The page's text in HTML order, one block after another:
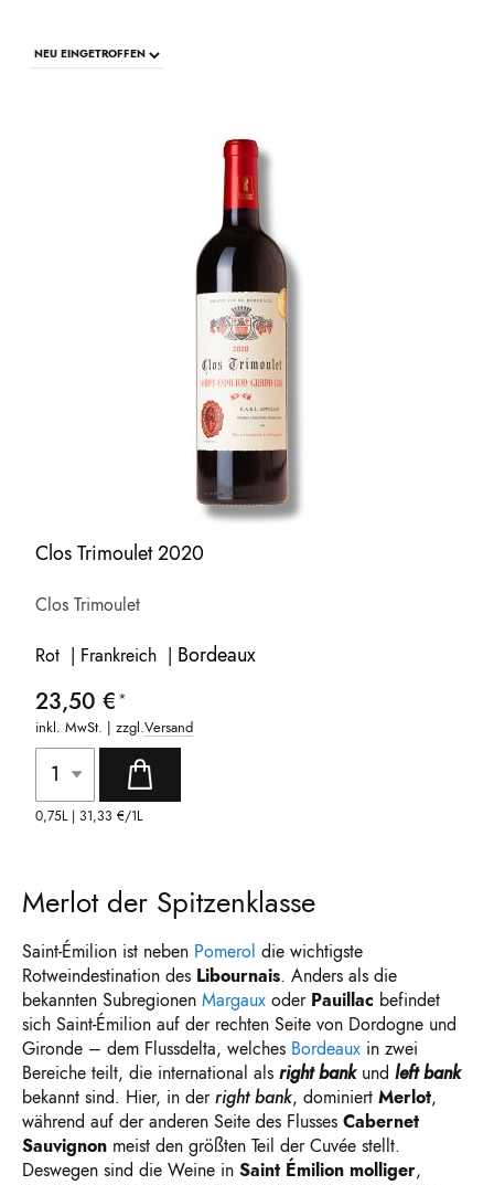
Clos Trimoulet 2020
Clos Trimoulet
Rot | Frankreich | Bordeaux
23,50 €
inkl. MwSt. | zzgl.Versand
0,75L |31,33 €/1L
Merlot der Spitzenklasse
Saint-Émilion ist neben Pomerol die wichtigste
Rotweindestination des Libournais. Anders als die
bekannten Subregionen Margaux oder Pauillac befindet
sich Saint-Émilion auf der rechten Seite von Dordogne und
Gironde – dem Flussdelta, welches Bordeaux in zwei
Bereiche teilt, die international als right bank und left bank
bekannt sind. Hier, in derright bank, dominiert Merlot,
während auf der anderen Seite des Flusses Cabernet
Sauvignon meist den größten Teil der Cuvée stellt.
Deswegen sind die Weine in Saint Émilion molliger,